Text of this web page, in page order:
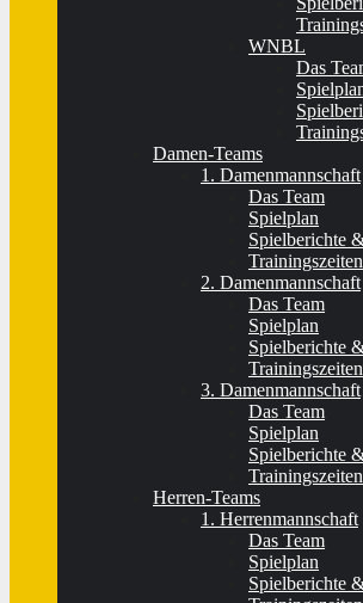
WNBL
Das
Damen-Teams
1. Damenmannschaft
Das Team
Spielplan
Spielberichte
Trainingszeiten
2. Damenmannschaft
Das Team
Spielplan
Spielberichte
Trainingszeiten
3. Damenmannschaft
Das Team
Spielplan
Spielberichte
Trainingszeiten
Herren-Teams
1. Herrenmannschaft
Das Team
Spielplan
Spielberichte